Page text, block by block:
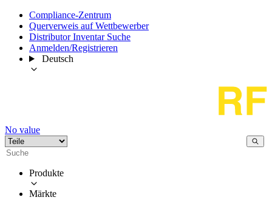
Compliance-Zentrum
Querverweis auf Wettbewerber
Distributor Inventar Suche
Anmelden/Registrieren
Deutsch
No value
Produkte
Märkte